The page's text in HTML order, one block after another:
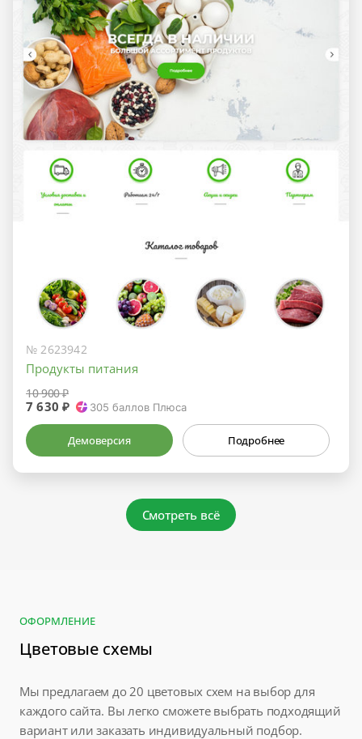
№ 2623942
Продукты питания
10 900 ₽
7 630 ₽ 305 баллов Плюса
Демоверсия Подробнее
Смотреть всё
ОФОРМЛЕНИЕ
Цветовые схемы
Мы предлагаем до 20 цветовых схем на выбор для
каждого сайта. Вы легко сможете выбрать подходящий
вариант или заказать индивидуальный подбор.